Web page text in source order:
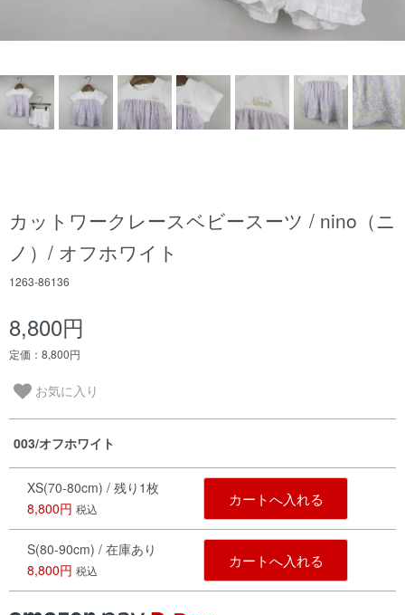
カットワークレースベビースーツ / nino（ニ
ノ）/ オフホワイト
1263-86136
8,800円
定価：8,800円
お気に入り
003/オフホワイト
XS(70-80cm) / 残り1枚
8,800円 税込
カートへ入れる
S(80-90cm) / 在庫あり
8,800円 税込
カートへ入れる